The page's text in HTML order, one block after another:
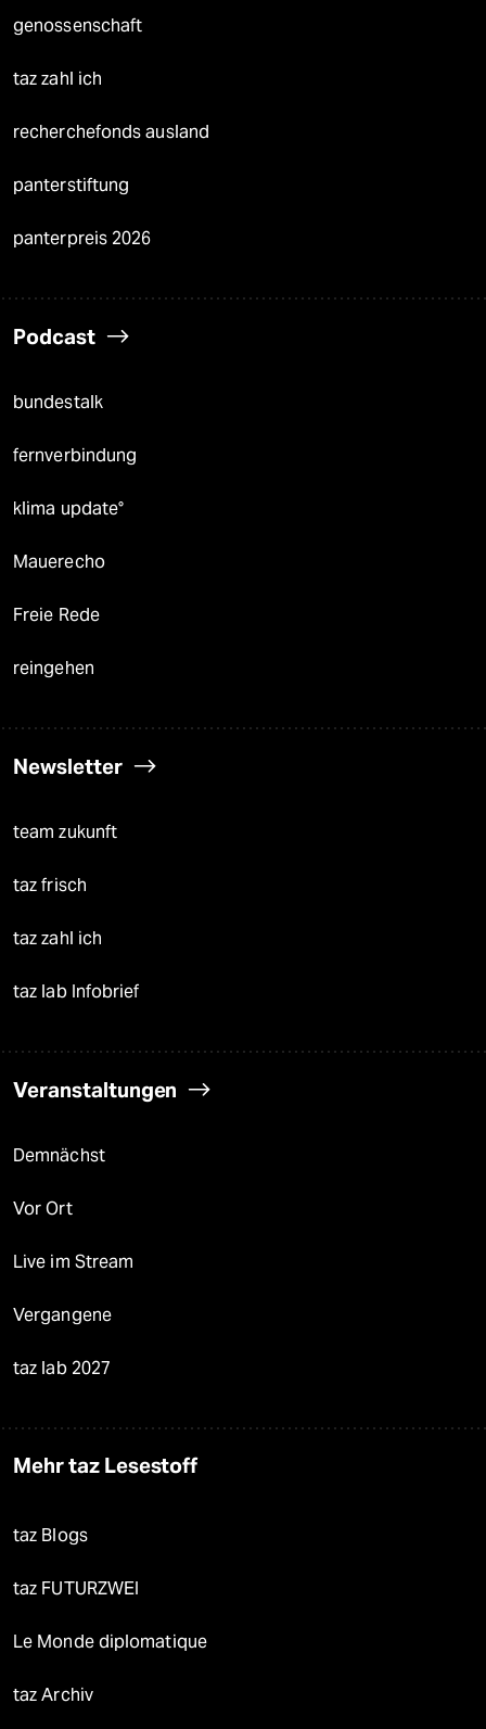
genossenschaft
taz zahl ich
recherchefonds ausland
panterstiftung
panterpreis 2026
Podcast
bundestalk
fernverbindung
klima update°
Mauerecho
Freie Rede
reingehen
Newsletter
team zukunft
taz frisch
taz zahl ich
taz lab Infobrief
Veranstaltungen
Demnächst
Vor Ort
Live im Stream
Vergangene
taz lab 2027
Mehr taz Lesestoff
taz Blogs
taz FUTURZWEI
Le Monde diplomatique
taz Archiv